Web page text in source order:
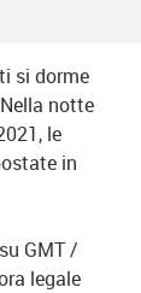
si dorme
notte
le
in
GMT /
legale